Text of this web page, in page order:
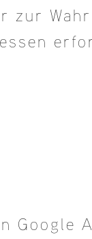
zur
Google